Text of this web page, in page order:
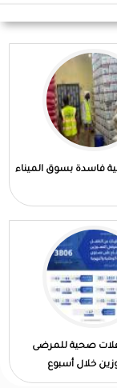
فاسدة بسوق الميناء
تكفلات صحية للمرضى
خلال أسبوع